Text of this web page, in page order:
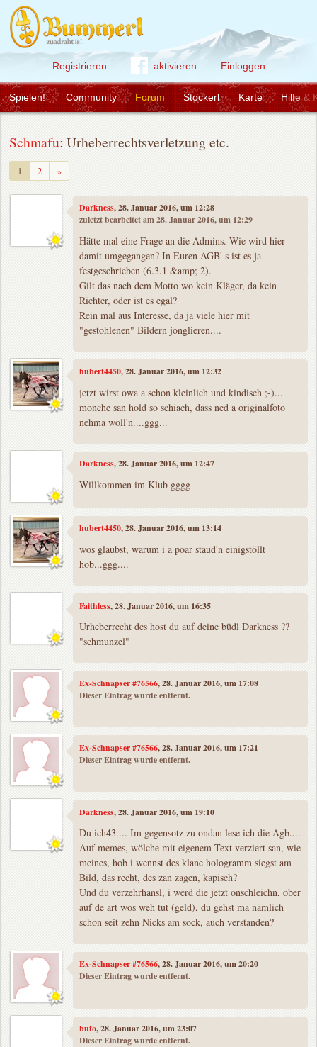
Registrieren aktivieren Einloggen
Community Forum Stockerl Karte Hilfe &
Spielen!
Schmafu: Urheberrechtsverletzung etc.
1 2 »Weiter
Darkness, 28. Januar 2016, um 12:28
zuletzt bearbeitet am 28. Januar 2016, um 12:29
Hätte mal eine Frage an die Admins. Wie wird hier
damit umgegangen? In Euren AGB' s ist es ja
festgeschrieben (6.3.1 &amp; 2).
Gilt das nach dem Motto wo kein Kläger, da kein
Richter, oder ist es egal?
Rein mal aus Interesse, da ja viele hier mit
"gestohlenen" Bildern jonglieren....
hubert4450, 28. Januar 2016, um 12:32
jetzt wirst owa a schon kleinlich und kindisch ;-)...
monche san hold so schiach, dass ned a originalfoto
nehma woll'n....ggg...
Darkness, 28. Januar 2016, um 12:47
Willkommen im Klub gggg
hubert4450, 28. Januar 2016, um 13:14
wos glaubst, warum i a poar staud'n einigstöllt
hob...ggg....
Faithless, 28. Januar 2016, um 16:35
Urheberrecht des host du auf deine büdl Darkness ??
"schmunzel"
Ex-Schnapser #76566, 28. Januar 2016, um 17:08
Dieser Eintrag wurde entfernt.
Ex-Schnapser #76566, 28. Januar 2016, um 17:21
Dieser Eintrag wurde entfernt.
Darkness, 28. Januar 2016, um 19:10
Du ich43.... Im gegensotz zu ondan lese ich die Agb....
Auf memes, wölche mit eigenem Text verziert san, wie
meines, hob i wennst des klane hologramm siegst am
Bild, das recht, des zan zagen, kapisch?
Und du verzehrhansl, i werd die jetzt onschleichn, ober
auf de art wos weh tut (geld), du gehst ma nämlich
schon seit zehn Nicks am sock, auch verstanden?
Ex-Schnapser #76566, 28. Januar 2016, um 20:20
Dieser Eintrag wurde entfernt.
bufo, 28. Januar 2016, um 23:07
Dieser Eintrag wurde entfernt.